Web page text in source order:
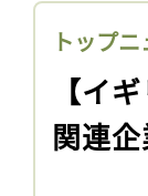
トップ
【イ
関連